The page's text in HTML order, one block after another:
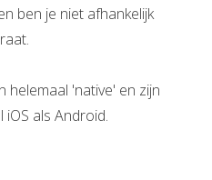
ben je niet afhankelijk
helemaal 'native' en zijn
als Android.